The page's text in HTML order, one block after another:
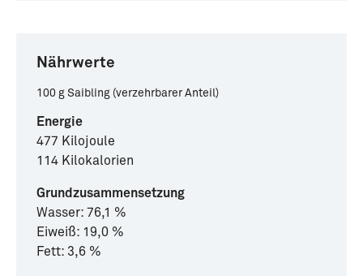
Nährwerte
100 g Saibling (verzehrbarer Anteil)
Energie
477 Kilojoule
114 Kilokalorien
Grundzusammensetzung
Wasser: 76,1 %
Eiweiß: 19,0 %
Fett: 3,6 %